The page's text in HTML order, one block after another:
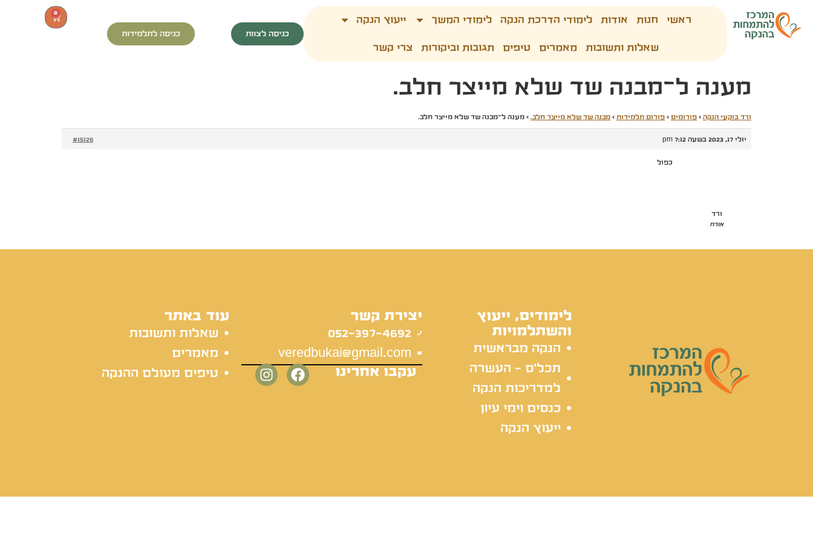
ראשי חנות אודות לימודי הדרכת הנקה לימודי המשך ייעוץ הנקה
שאלות ותשובות מאמרים טיפים תגובות וביקורות צרי קשר
כניסה לצוות כניסה לתלמידות
0
מענה ל־מבנה שד שלא מייצר חלב.
ורד בוקעי הנקה › פורומים › פורום תלמידות › מבנה שד שלא מייצר חלב. › מענה ל־מבנה שד שלא מייצר חלב.
יולי 17, 2023 בשעה 7:12 pm #15126
ורד
אורח
כפול
לימודים, ייעוץ
והשתלמויות
הנקה מבראשית
תכל'ס - העשרה
למדריכות הנקה
כנסים וימי עיון
ייעוץ הנקה
יצירת קשר
052-397-4692
veredbukai@gmail.com
עקבו אחרינו
עוד באתר
שאלות ותשובות
מאמרים
טיפים מעולם ההנקה